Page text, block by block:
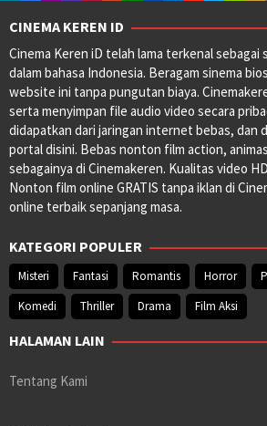
CINEMA KEREN ID
Cinema Keren iD telah lama terkenal
dalam bahasa Indonesia. Beragam sinema
website ini tanpa pungutan biaya.
serta menyimpan file audio video secara
didapatkan dari jaringan internet bebas, dan
portal disini. Bebas nonton film action,
sebagainya di Cinemakeren. Kualitas video
Nonton film online GRATIS tanpa iklan di
online terbaik sepanjang masa.
KATEGORI POPULER
Misteri Fantasi Romantis Horror
Komedi
Thriller Drama Film Aksi
HALAMAN LAIN
Tentang Kami